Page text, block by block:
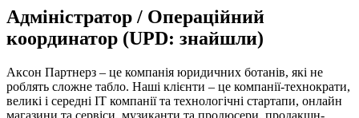
Адміністратор / Операційний
координатор (UPD: знайшли)
Аксон Партнерз – це компанія юридичних ботанів, які не
роблять сложне табло. Наші клієнти – це компанії-технократи,
великі і середні ІТ компанії та технологічні стартапи, онлайн
магазини та сервіси, музиканти та продюсери, продакшн-